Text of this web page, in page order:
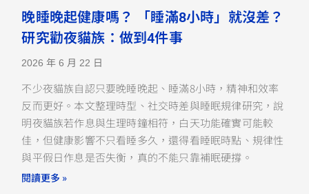
晚睡晚起健康嗎？ 「睡滿8小時」就沒差？
研究勸夜貓族：做到4件事
2026 年 6 月 22 日
不少夜貓族自認只要晚睡晚起、睡滿8小時，精神和效率
反而更好。本文整理時型、社交時差與睡眠規律研究，說
明夜貓族若作息與生理時鐘相符，白天功能確實可能較
佳，但健康影響不只看睡多久，還得看睡眠時點、規律性
與平假日作息是否失衡，真的不能只靠補眠硬撐。
閱讀更多 »